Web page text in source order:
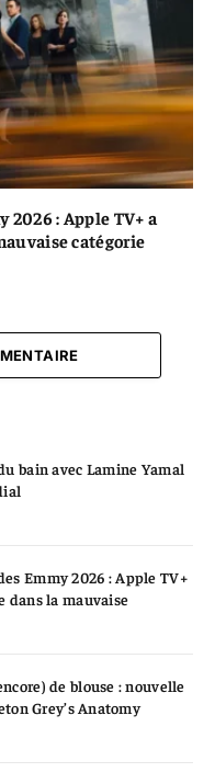
: Apple TV+ a
catégorie
bain avec Lamine Yamal
Emmy 2026 : Apple TV+
dans la mauvaise
de blouse : nouvelle
Grey’s Anatomy